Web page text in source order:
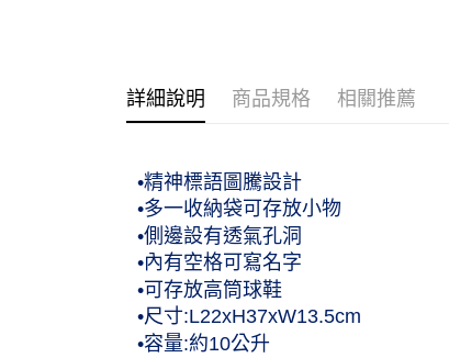
詳細說明 商品規格 相關推薦
•精神標語圖騰設計
•多一收納袋可存放小物
•側邊設有透氣孔洞
•內有空格可寫名字
•可存放高筒球鞋
•尺寸:L22xH37xW13.5cm
•容量:約10公升